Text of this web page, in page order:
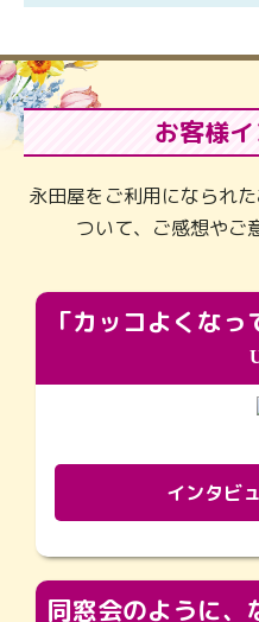
お客様
永田屋をご利用になられ
ついて、ご感想やご
インタビ